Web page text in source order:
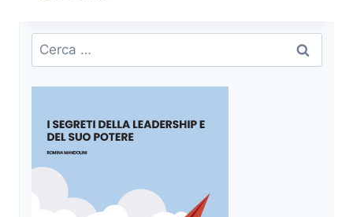
DELLA
LAVORATIVA:
LA
STRUMENTALE”
Ricerca
per: